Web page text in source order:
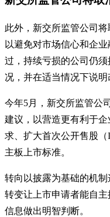
此外，新交所监管公司将
以避免对市场信心和企
过，持续亏损的公司仍
况，并在适当情况下说明
今年5月，新交所监管公
建议，以营造更有利于
求、扩大首次公开售股
主板上市标准。
转向以披露为基础的机
转变让上市申请者能自
信息做出明智判断。